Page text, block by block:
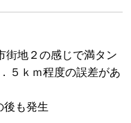
街地２の感じで満タン
５ｋｍ程度の誤差があ
後も発生